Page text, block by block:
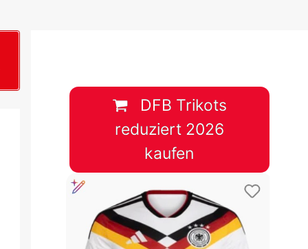
&
&
Tabelle
DFB Trikots
reduziert 2026
kaufen